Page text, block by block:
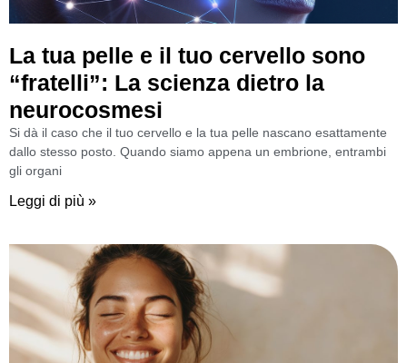
La tua pelle e il tuo cervello sono
“fratelli”: La scienza dietro la
neurocosmesi
Si dà il caso che il tuo cervello e la tua pelle nascano esattamente
dallo stesso posto. Quando siamo appena un embrione, entrambi
gli organi
Leggi di più »